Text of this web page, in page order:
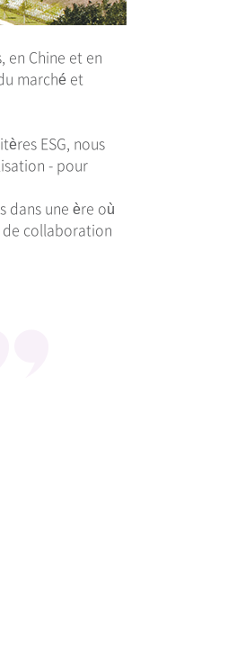
en Chine et en
marché et
ESG, nous
- pour
dans une ère où
de collaboration